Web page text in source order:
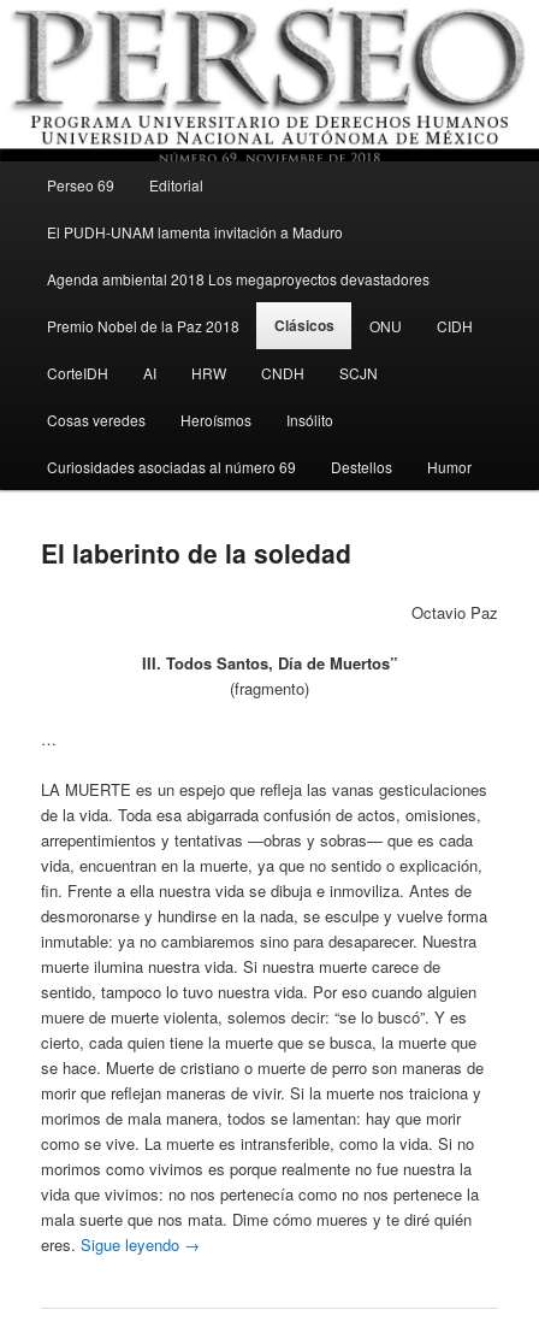
Perseo – PUDH UNAM
Ir al contenido secundario
Perseo 69 Editorial
El PUDH-UNAM lamenta invitación a Maduro
Agenda ambiental 2018 Los megaproyectos devastadores
Premio Nobel de la Paz 2018 Clásicos ONU CIDH
CorteIDH AI HRW CNDH SCJN
Cosas veredes Heroísmos Insólito
Curiosidades asociadas al número 69 Destellos Humor
El laberinto de la soledad
Octavio Paz
III. Todos Santos, Día de Muertos”
(fragmento)
…
LA MUERTE es un espejo que refleja las vanas gesticulaciones
de la vida. Toda esa abigarrada confusión de actos, omisiones,
arrepentimientos y tentativas —obras y sobras— que es cada
vida, encuentran en la muerte, ya que no sentido o explicación,
fin. Frente a ella nuestra vida se dibuja e inmoviliza. Antes de
desmoronarse y hundirse en la nada, se esculpe y vuelve forma
inmutable: ya no cambiaremos sino para desaparecer. Nuestra
muerte ilumina nuestra vida. Si nuestra muerte carece de
sentido, tampoco lo tuvo nuestra vida. Por eso cuando alguien
muere de muerte violenta, solemos decir: “se lo buscó”. Y es
cierto, cada quien tiene la muerte que se busca, la muerte que
se hace. Muerte de cristiano o muerte de perro son maneras de
morir que reflejan maneras de vivir. Si la muerte nos traiciona y
morimos de mala manera, todos se lamentan: hay que morir
como se vive. La muerte es intransferible, como la vida. Si no
morimos como vivimos es porque realmente no fue nuestra la
vida que vivimos: no nos pertenecía como no nos pertenece la
mala suerte que nos mata. Dime cómo mueres y te diré quién
eres.Sigue leyendo →